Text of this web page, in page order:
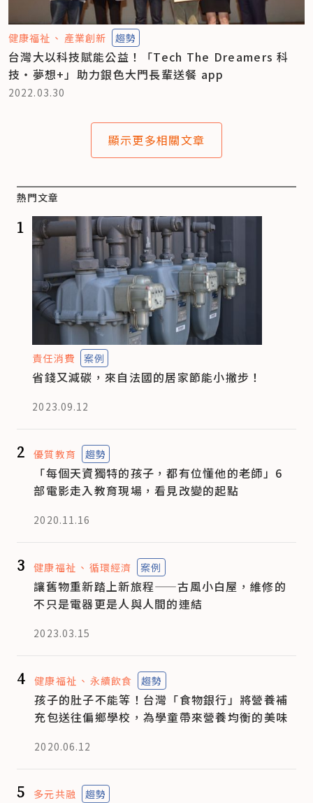
健康福祉 產業創新 趨勢
台灣大以科技賦能公益！「Tech The Dreamers 科
技‧夢想+」助力銀色大門長輩送餐 app
2022.03.30
顯示更多相關文章
熱門文章
1
責任消費 案例
省錢又減碳，來自法國的居家節能小撇步！
2023.09.12
2 優質教育 趨勢
「每個天資獨特的孩子，都有位懂他的老師」6
部電影走入教育現場，看見改變的起點
2020.11.16
3 健康福祉 循環經濟 案例
讓舊物重新踏上新旅程——古風小白屋，維修的
不只是電器更是人與人間的連結
2023.03.15
4 健康福祉 永續飲食 趨勢
孩子的肚子不能等！台灣「食物銀行」將營養補
充包送往偏鄉學校，為學童帶來營養均衡的美味
2020.06.12
5 多元共融 趨勢